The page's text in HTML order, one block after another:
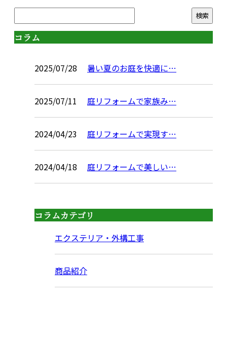
コラム
2025/07/28 暑い夏のお庭を快適に…
2025/07/11 庭リフォームで家族み…
2024/04/23 庭リフォームで実現す…
2024/04/18 庭リフォームで美しい…
コラムカテゴリ
エクステリア・外構工事
商品紹介